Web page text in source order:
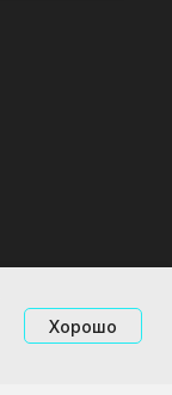
Хорошо